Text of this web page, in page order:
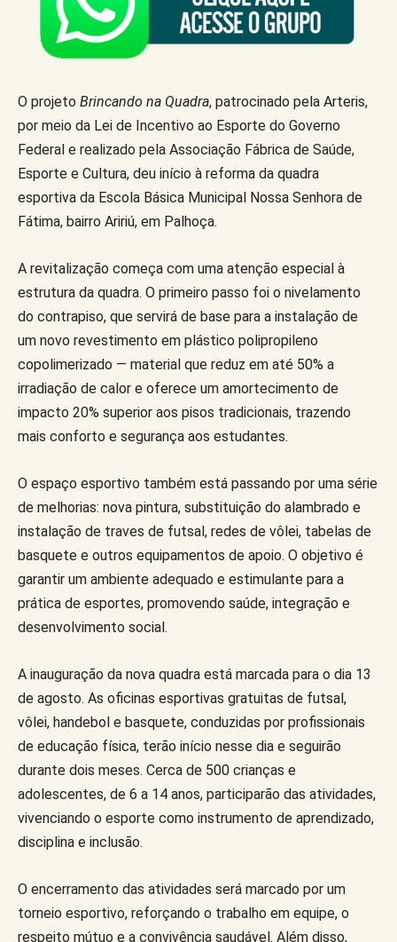
O projeto Brincando na Quadra, patrocinado pela Arteris,
por meio da Lei de Incentivo ao Esporte do Governo
Federal e realizado pela Associação Fábrica de Saúde,
Esporte e Cultura, deu início à reforma da quadra
esportiva da Escola Básica Municipal Nossa Senhora de
Fátima, bairro Aririú, em Palhoça.
A revitalização começa com uma atenção especial à
estrutura da quadra. O primeiro passo foi o nivelamento
do contrapiso, que servirá de base para a instalação de
um novo revestimento em plástico polipropileno
copolimerizado — material que reduz em até 50% a
irradiação de calor e oferece um amortecimento de
impacto 20% superior aos pisos tradicionais, trazendo
mais conforto e segurança aos estudantes.
O espaço esportivo também está passando por uma série
de melhorias: nova pintura, substituição do alambrado e
instalação de traves de futsal, redes de vôlei, tabelas de
basquete e outros equipamentos de apoio. O objetivo é
garantir um ambiente adequado e estimulante para a
prática de esportes, promovendo saúde, integração e
desenvolvimento social.
A inauguração da nova quadra está marcada para o dia 13
de agosto. As oficinas esportivas gratuitas de futsal,
vôlei, handebol e basquete, conduzidas por profissionais
de educação física, terão início nesse dia e seguirão
durante dois meses. Cerca de 500 crianças e
adolescentes, de 6 a 14 anos, participarão das atividades,
vivenciando o esporte como instrumento de aprendizado,
disciplina e inclusão.
O encerramento das atividades será marcado por um
torneio esportivo, reforçando o trabalho em equipe, o
respeito mútuo e a convivência saudável. Além disso,